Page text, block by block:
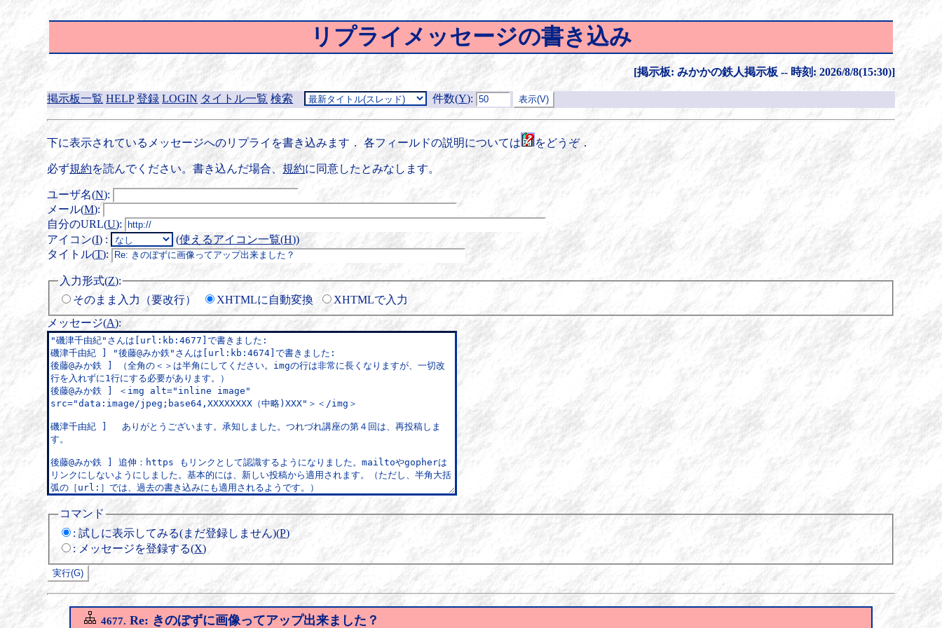
リプライメッセージの書き込み
[掲示板: みかかの鉄人掲示板 -- 時刻: 2026/8/8(15:30)]
掲示板一覧 HELP 登録 LOGIN タイトル一覧 検索 件数(Y):
下に表示されているメッセージへのリプライを書き込みます． 各フィールドの説明については をどうぞ．
必ず規約を読んでください。書き込んだ場合、 規約に同意したとみなします。
ユーザ名(N):
メール(M):
自分のURL(U):
アイコン(I) : (使えるアイコン一覧(H))
タイトル(T):
入力形式(Z):
そのまま入力（要改行）
XHTMLに自動変換
XHTMLで入力
メッセージ(A):
コマンド
:試しに表示してみる(まだ登録しません)(P)
: メッセージを登録する(X)
4677. Re: きのぼずに画像ってアップ出来ました？